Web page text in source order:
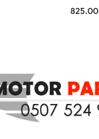
825.00